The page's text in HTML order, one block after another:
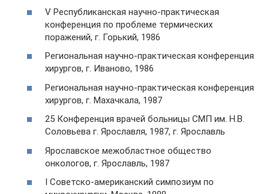
V Республиканская научно-практическая
конференция по проблеме термических
поражений, г. Горький, 1986
Региональная научно-практическая конференция
хирургов, г. Иваново, 1986
Региональная научно-практическая конференция
хирургов, г. Махачкала, 1987
25 Конференция врачей больницы СМП им. Н.В.
Соловьева г. Ярославля, 1987, г. Ярославль
Ярославское межобластное общество
онкологов, г. Ярославль, 1987
I Советско-американский симпозиум по